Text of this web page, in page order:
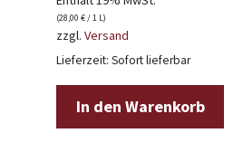
(28,00 €/ 1 L)
zzgl. Versand
Lieferzeit: Sofort lieferbar
In den Warenkorb